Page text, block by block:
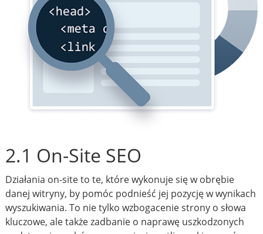
2.1 On-Site SEO
Działania on-site to te, które wykonuje się w obrębie
danej witryny, by pomóc podnieść jej pozycję w wynikach
wyszukiwania. To nie tylko wzbogacenie strony o słowa
kluczowe, ale także zadbanie o naprawę uszkodzonych